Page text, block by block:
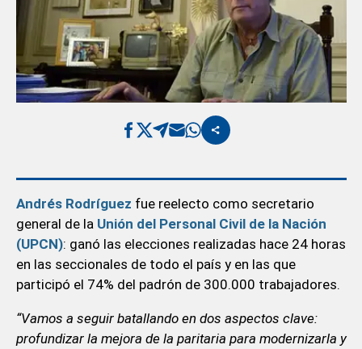
Andrés Rodríguez fue reelecto como secretario
general de la Unión del Personal Civil de la Nación
(UPCN): ganó las elecciones realizadas hace 24 horas
en las seccionales de todo el país y en las que
participó el 74% del padrón de 300.000 trabajadores.
“Vamos a seguir batallando en dos aspectos clave:
profundizar la mejora de la paritaria para modernizarla y